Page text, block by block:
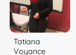
Tatiana
Voyance